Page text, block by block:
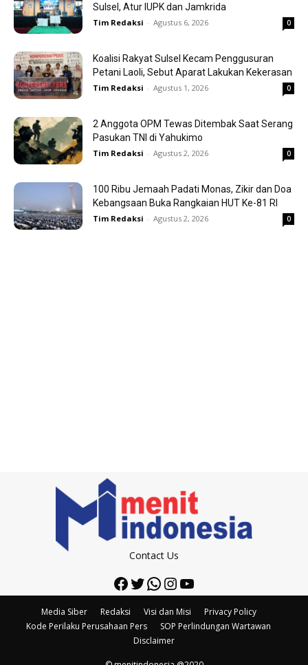
Sulsel, Atur IUPK dan Jamkrida
Tim Redaksi - Agustus 6, 2026 0
Koalisi Rakyat Sulsel Kecam Penggusuran
Petani Laoli, Sebut Aparat Lakukan Kekerasan
Tim Redaksi - Agustus 1, 2026 0
2 Anggota OPM Tewas Ditembak Saat Serang
Pasukan TNI di Yahukimo
Tim Redaksi - Agustus 2, 2026 0
100 Ribu Jemaah Padati Monas, Zikir dan Doa
Kebangsaan Buka Rangkaian HUT Ke-81 RI
Tim Redaksi - Agustus 2, 2026 0
Contact Us
Facebook
Twitter
WhatsApp
Instagram
YouTube
Media Siber Redaksi Visi dan Misi
Privacy Policy
Kode Perilaku Perusahaan Pers
SOP Perlindungan Wartawan
Disclaimer